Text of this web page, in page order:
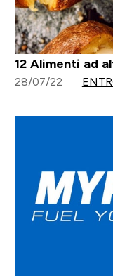
12 Alimenti ad
28/07/22